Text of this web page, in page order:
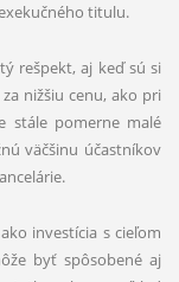
titulu.
rešpekt, aj keď sú si
nižšiu cenu, ako pri
stále pomerne malé
väčšinu účastníkov
investícia s cieľom
byť spôsobené aj